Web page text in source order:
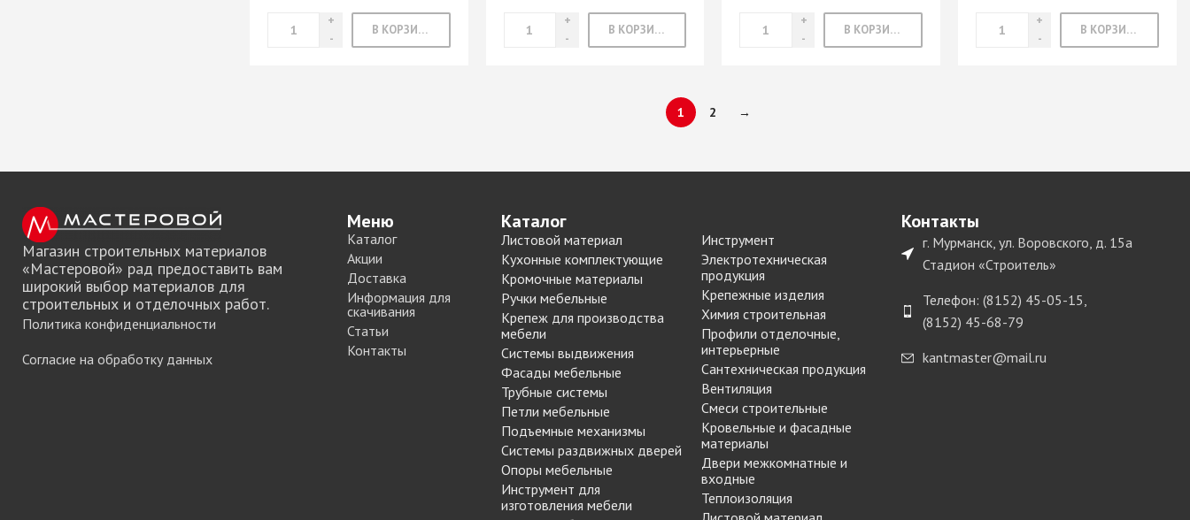
В КОРЗИНУ В КОРЗИНУ В КОРЗИНУ В КОРЗИНУ
1 2 →
Магазин строительных материалов
«Мастеровой» рад предоставить вам
широкий выбор материалов для
строительных и отделочных работ.
Политика конфиденциальности
Согласие на обработку данных
Меню
Каталог
Акции
Доставка
Информация для
скачивания
Статьи
Контакты
Каталог
Листовой материал
Кухонные комплектующие
Кромочные материалы
Ручки мебельные
Крепеж для производства
мебели
Системы выдвижения
Фасады мебельные
Трубные системы
Петли мебельные
Подъемные механизмы
Системы раздвижных дверей
Опоры мебельные
Инструмент для
изготовления мебели
Инструмент
Электротехническая
продукция
Крепежные изделия
Химия строительная
Профили отделочные,
интерьерные
Сантехническая продукция
Вентиляция
Смеси строительные
Кровельные и фасадные
материалы
Двери межкомнатные и
входные
Теплоизоляция
Контакты
г. Мурманск, ул. Воровского, д. 15а
Стадион «Строитель»
Телефон: (8152) 45-05-15,
(8152) 45-68-79
kantmaster@mail.ru